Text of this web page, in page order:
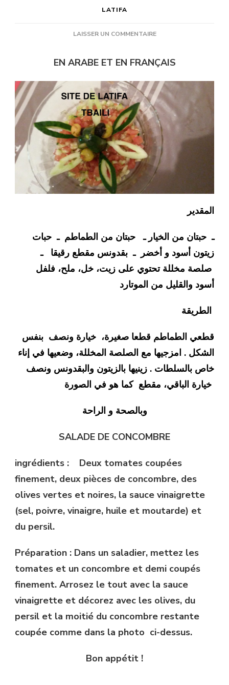
LATIFA
LAISSER UN COMMENTAIRESUR
CONCOMBRE
الخيار
EN ARABE ET EN FRANÇAIS
المقدير
زيتون أسود و أخضر ـ بقدونس مقطع رقيقا ـ
صلصة مخللة تحتوي على زيت، خل، ملح، فلفل
أسود والقليل من الموتارد
قطعي الطماطم قطعا صغيرة، خيارة ونصف بنفس
الشكل . امزجيها مع الصلصة المخللة، وضعيها في إناء
خاص بالسلطات . زينيها بالزيتون والبقدونس ونصف
وبالصحة و الراحة
SALADE DE CONCOMBRE
ingrédients : Deux tomates coupées
finement, deux pièces de concombre, des
olives vertes et noires, la sauce vinaigrette
(sel, poivre, vinaigre, huile et moutarde) et
du persil.
Préparation : Dans un saladier, mettez les
tomates et un concombre et demi coupés
finement. Arrosez le tout avec la sauce
vinaigrette et décorez avec les olives, du
persil et la moitié du concombre restante
coupée comme dans la photo ci-dessus.
Bon appétit !